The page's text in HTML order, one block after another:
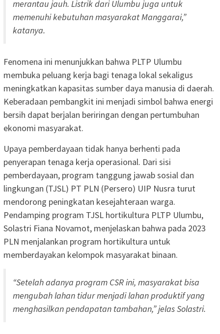
merantau jauh. Listrik dari Ulumbu juga untuk
memenuhi kebutuhan masyarakat Manggarai,”
katanya.
Fenomena ini menunjukkan bahwa PLTP Ulumbu
membuka peluang kerja bagi tenaga lokal sekaligus
meningkatkan kapasitas sumber daya manusia di daerah.
Keberadaan pembangkit ini menjadi simbol bahwa energi
bersih dapat berjalan beriringan dengan pertumbuhan
ekonomi masyarakat.
Upaya pemberdayaan tidak hanya berhenti pada
penyerapan tenaga kerja operasional. Dari sisi
pemberdayaan, program tanggung jawab sosial dan
lingkungan (TJSL) PT PLN (Persero) UIP Nusra turut
mendorong peningkatan kesejahteraan warga.
Pendamping program TJSL hortikultura PLTP Ulumbu,
Solastri Fiana Novamot, menjelaskan bahwa pada 2023
PLN menjalankan program hortikultura untuk
memberdayakan kelompok masyarakat binaan.
“Setelah adanya program CSR ini, masyarakat bisa
mengubah lahan tidur menjadi lahan produktif yang
menghasilkan pendapatan tambahan,” jelas Solastri.